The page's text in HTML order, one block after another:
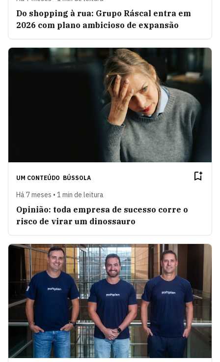
Do shopping à rua: Grupo Ráscal entra em
2026 com plano ambicioso de expansão
UM CONTEÚDO BÚSSOLA
Há 7 meses • 1 min de leitura
Opinião: toda empresa de sucesso corre o
risco de virar um dinossauro